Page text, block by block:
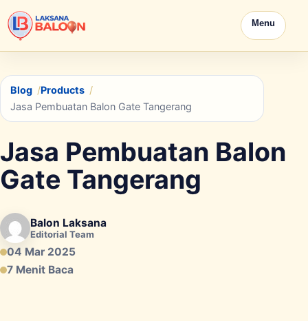
Menu
Blog
Products
Jasa Pembuatan Balon Gate Tangerang
Jasa Pembuatan Balon
Gate Tangerang
Balon Laksana
Editorial Team
04 Mar 2025
7 Menit Baca